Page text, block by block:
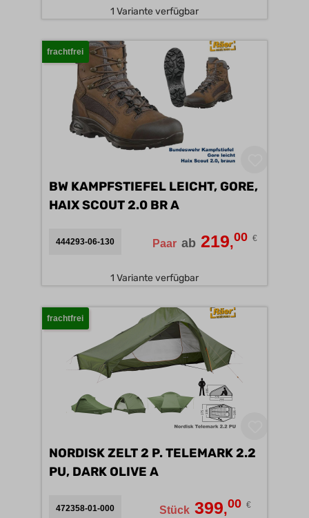
1 Variante verfügbar
frachtfrei
BW KAMPFSTIEFEL LEICHT, GORE,
HAIX SCOUT 2.0 BR A
444293-06-130 Paar ab 219,00 €
1 Variante verfügbar
frachtfrei
NORDISK ZELT 2 P. TELEMARK 2.2
PU, DARK OLIVE A
472358-01-000 Stück 399,00 €